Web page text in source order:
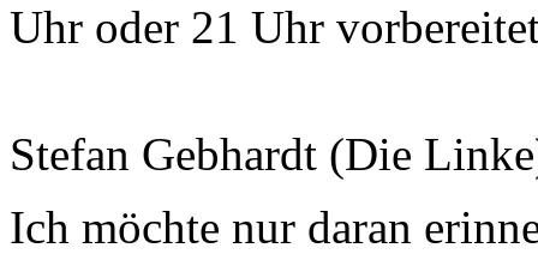
Uhr oder 21 Uhr
Stefan Gebhardt (Die
Ich möchte nur daran